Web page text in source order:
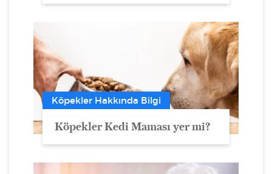
Köpekler Hakkında Bilgi
Köpekler Kedi Maması yer mi?